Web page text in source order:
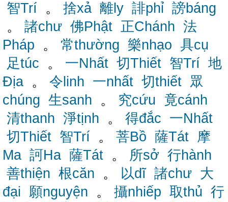
智Trí 。 捨xả 離ly 誹phỉ 謗báng
。 諸chư 佛Phật 正Chánh 法
Pháp 。 常thường 樂nhạo 具cụ
足túc 。 一Nhất 切Thiết 智Trí 地
Địa 。 令linh 一nhất 切thiết 眾
chúng 生sanh 。 究cứu
竟cánh
清thanh 淨tịnh 。 得đắc 一Nhất
切Thiết 智Trí 。 菩Bồ 薩Tát 摩
Ma 訶Ha 薩Tát 。 所sở 行hành
善thiện 根căn 。 以dĩ 諸chư 大
đại 願nguyện 。 攝nhiếp 取thủ 行